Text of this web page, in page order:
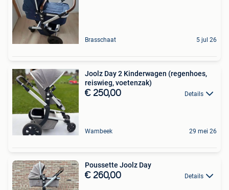
Brasschaat 5 jul 26
Joolz Day 2 Kinderwagen (regenhoes,
reiswieg, voetenzak)
€ 250,00 Details
Wambeek 29 mei 26
Poussette Joolz Day
€ 260,00 Details